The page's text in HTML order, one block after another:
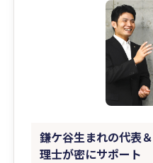
鎌ケ谷生まれの代表
理士が密にサポート